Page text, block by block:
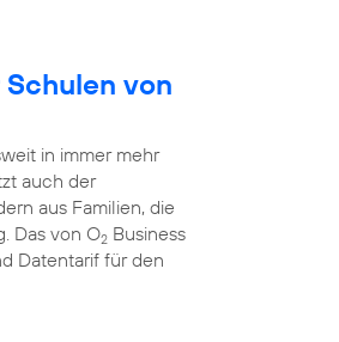
von
in immer mehr
auch der
aus Familien, die
Das von O2 Business
Datentarif für den